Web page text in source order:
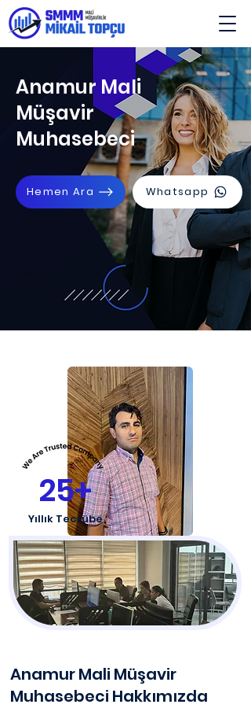
Anamur Mali
Müşavir
Muhasebeci
Hemen Ara Whatsapp
25+
Yıllık Tecrübe
Anamur Mali Müşavir
Muhasebeci Hakkımızda